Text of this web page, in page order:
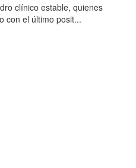
clínico estable, quienes
con el último posit...